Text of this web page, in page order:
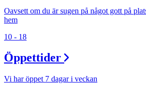
Lediga jobb
Magasin
Min Shopping-app
Oavsett om du är sugen på något gott på
hem
10 - 18
Öppettider
Vi har öppet 7 dagar i veckan